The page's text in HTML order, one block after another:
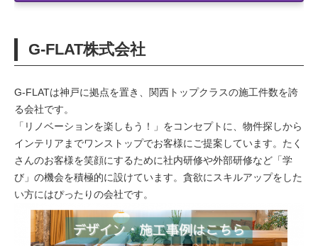
G-FLAT株式会社
G-FLATは神戸に拠点を置き、関西トップクラスの施工件数を誇
る会社です。
「リノベーションを楽しもう！」をコンセプトに、物件探しから
インテリアまでワンストップでお客様にご提案しています。たく
さんのお客様を笑顔にするために社内研修や外部研修など「学
び」の機会を積極的に設けています。貪欲にスキルアップをした
い方にはぴったりの会社です。